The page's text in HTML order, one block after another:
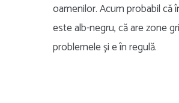
oamenilor. Acum probabil că
este alb-negru, că are zone
problemele și e în regulă.